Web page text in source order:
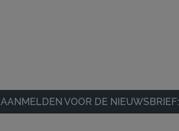
AANMELDEN VOOR DE NIEUWSBRIEF: